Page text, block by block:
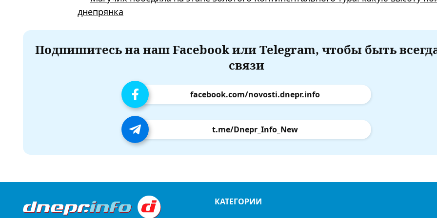
днепрянка
Подпишитесь на наш Facebook или Telegram, чтобы быть
связи
facebook.com/novosti.dnepr.info
t.me/Dnepr_Info_New
КАТЕГОРИИ